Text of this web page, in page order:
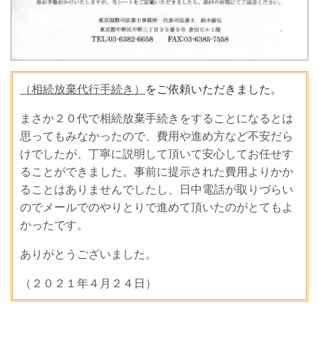
（相続放棄代行手続き） をご依頼いただきました。
まさか２０代で相続放棄手続きをすることになるとは
思ってもみなかったので、費用や進め方など不安だら
けでしたが、丁寧に説明して頂いて安心してお任せす
ることができました。事前に提示された費用よりかか
ることはありませんでしたし、日中電話が取りづらい
のでメールでのやりとりで進めて頂いたのがとてもよ
かったです。
ありがとうございました。
（２０２１年４月２４日）